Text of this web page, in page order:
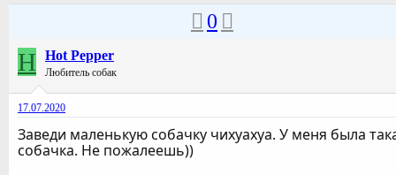
0
H Hot Pepper
Любитель собак
17.07.2020
Заведи маленькую собачку чихуахуа. У меня была
собачка. Не пожалеешь))